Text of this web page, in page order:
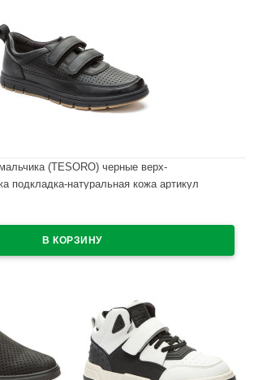
(TESORO) черные верх-
подкладка-натуральная кожа артикул